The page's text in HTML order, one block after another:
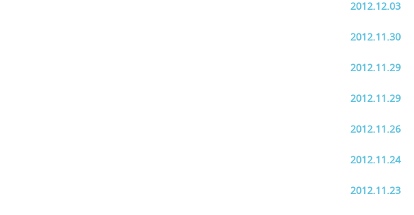
2012.12.03
2012.11.30
2012.11.29
2012.11.29
2012.11.26
2012.11.24
2012.11.23